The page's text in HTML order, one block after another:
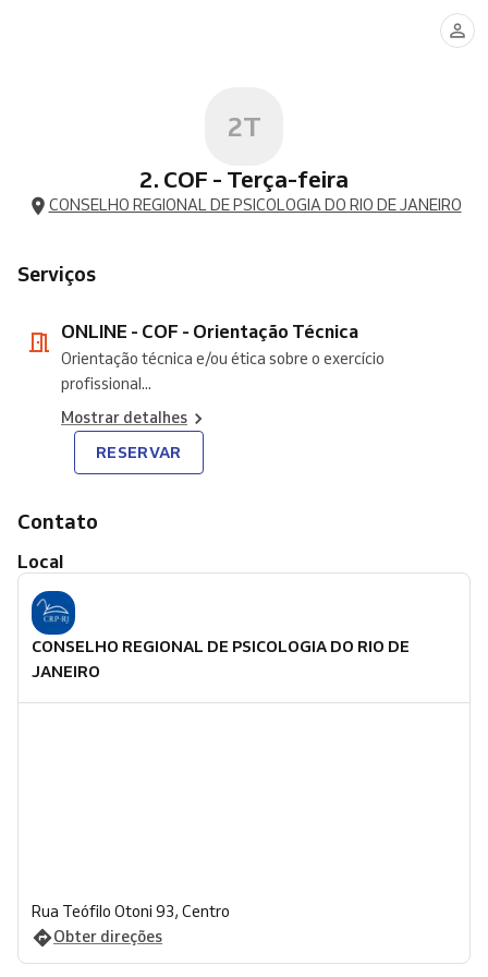
2T
2. COF - Terça-feira
CONSELHO REGIONAL DE PSICOLOGIA DO RIO DE JANEIRO
Serviços
ONLINE - COF - Orientação Técnica
Orientação técnica e/ou ética sobre o exercício
profissional...
Mostrar detalhes
RESERVAR
Contato
Local
CONSELHO REGIONAL DE PSICOLOGIA DO RIO DE
JANEIRO
Rua Teófilo Otoni 93, Centro
Obter direções